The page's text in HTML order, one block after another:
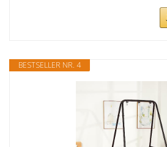
BESTSELLER NR. 4